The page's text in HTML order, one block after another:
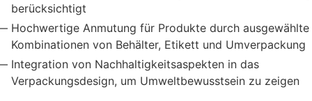
berücksichtigt
Hochwertige Anmutung für Produkte durch ausgewählte
Kombinationen von Behälter, Etikett und Umverpackung
Integration von Nachhaltigkeitsaspekten in das
Verpackungsdesign, um Umweltbewusstsein zu zeigen